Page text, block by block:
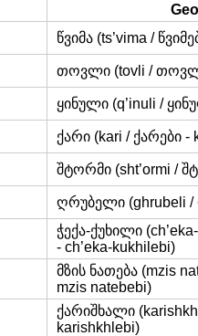
წვიმა (ts’vima /
თოვლი (tovli /
ყინული (q’inuli /
ქარი (kari / ქარები -
შტორმი (sht’ormi /
ღრუბელი (ghrubeli /
ჭექა-ქუხილი
- ch’eka-kukhilebi)
მზის ნათება (mzis
mzis natebebi)
ქარიშხალი
karishkhlebi)